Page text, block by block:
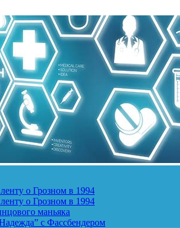
о Грозном в 1994
о Грозном в 1994
маньяка
с Фассбендером